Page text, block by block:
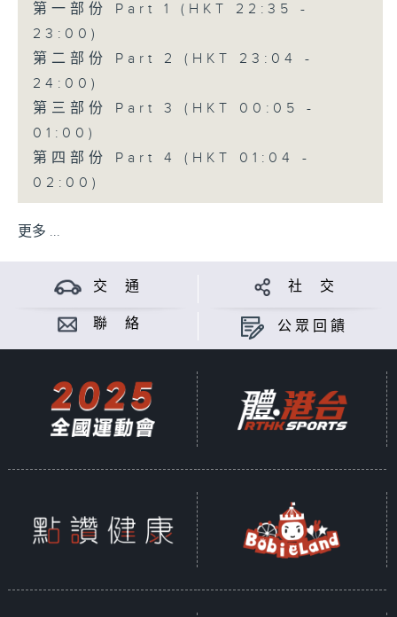
第一部份 Part 1 (HKT 22:35 -
23:00)
第二部份 Part 2 (HKT 23:04 -
24:00)
第三部份 Part 3 (HKT 00:05 -
01:00)
第四部份 Part 4 (HKT 01:04 -
02:00)
更多 ...
交 通 社 交
聯 絡 公眾回饋